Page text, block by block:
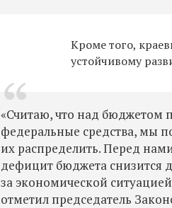
Кроме того,
устойчивому
«Считаю, что над бюджетом
федеральные средства, мы
их распределить. Перед
дефицит бюджета снизится
за экономической
отметил председатель